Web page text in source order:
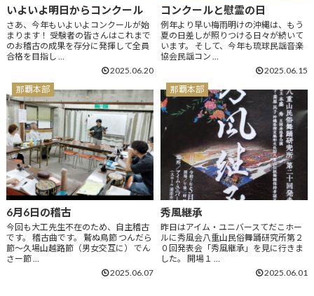
いよいよ明日からコンクール
さあ、今年もいよいよコンクールが始
まります！ 受験者の皆さんはこれまで
のお稽古の成果を存分に発揮して全員
合格を目指し …
2025.06.20
コンクールと慰霊の日
例年より早い梅雨明けの沖縄は、もう
夏の日差しが照りつける日々が続いて
います。 そして、今年も琉球民謡音楽
協会民謡コン …
2025.06.15
那覇本部
6月6日の稽古
今回も大工先生不在のため、自主稽古
です。 稽古曲です。 鷲ぬ鳥節 つんだら
節〜久場山越路節（男女交互に） でん
さー節 …
2025.06.07
那覇本部
秀風継承
昨日はアイム・ユニバースてだこホー
ルに秀風会八重山民俗舞踊研究所第２
０回発表会「秀風継承」を見に行きま
した。 開場１ …
2025.06.01